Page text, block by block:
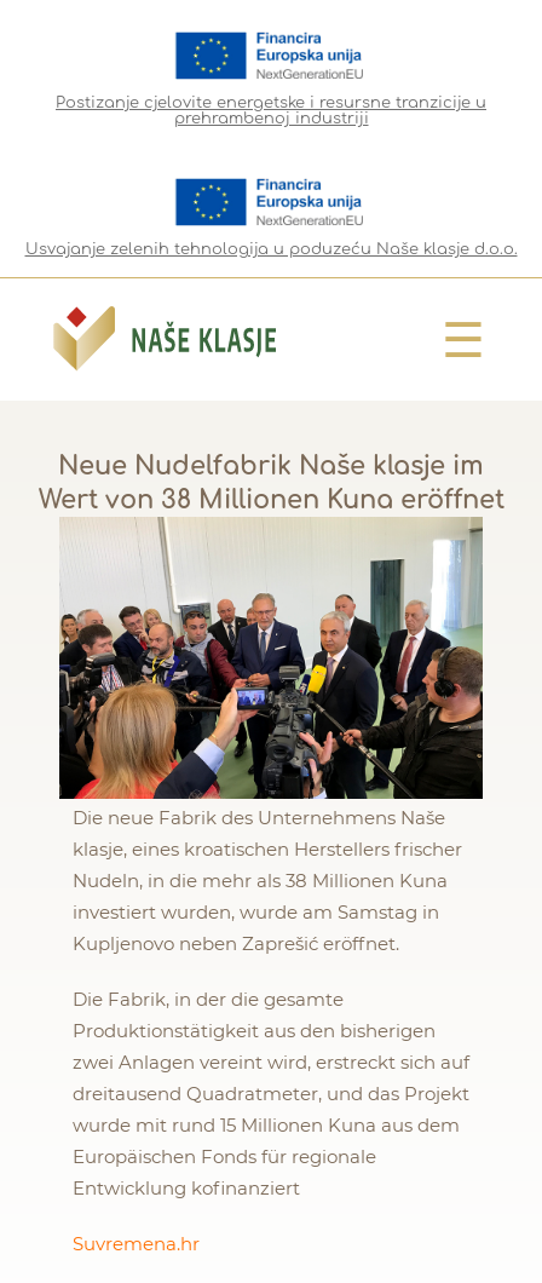
Postizanje cjelovite energetske i resursne tranzicije u
prehrambenoj industriji
Usvajanje zelenih tehnologija u poduzeću Naše klasje d.o.o.
☰
Neue Nudelfabrik Naše klasje im
Wert von 38 Millionen Kuna eröffnet
Die neue Fabrik des Unternehmens Naše
klasje, eines kroatischen Herstellers frischer
Nudeln, in die mehr als 38 Millionen Kuna
investiert wurden, wurde am Samstag in
Kupljenovo neben Zaprešić eröffnet.
Die Fabrik, in der die gesamte
Produktionstätigkeit aus den bisherigen
zwei Anlagen vereint wird, erstreckt sich auf
dreitausend Quadratmeter, und das Projekt
wurde mit rund 15 Millionen Kuna aus dem
Europäischen Fonds für regionale
Entwicklung kofinanziert
Suvremena.hr